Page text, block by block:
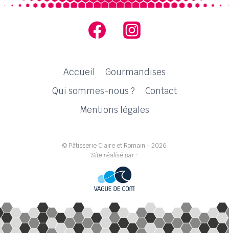
Accueil
Gourmandises
Qui sommes-nous ?
Contact
Mentions légales
© Pâtisserie Claire et Romain - 2026
Site réalisé par :